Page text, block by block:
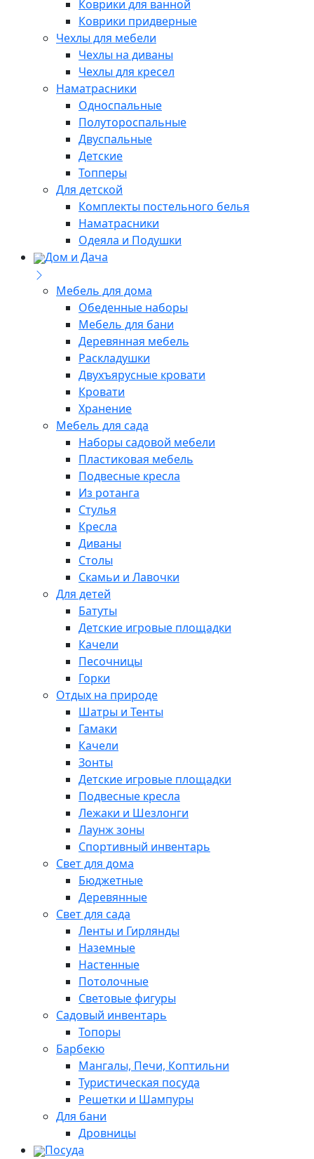
Коврики для ванной
Коврики придверные
Чехлы для мебели
Чехлы на диваны
Чехлы для кресел
Наматрасники
Односпальные
Полутороспальные
Двуспальные
Детские
Топперы
Для детской
Комплекты постельного белья
Наматрасники
Одеяла и Подушки
Дом и Дача
Мебель для дома
Обеденные наборы
Мебель для бани
Деревянная мебель
Раскладушки
Двухъярусные кровати
Кровати
Хранение
Мебель для сада
Наборы садовой мебели
Пластиковая мебель
Подвесные кресла
Из ротанга
Стулья
Кресла
Диваны
Столы
Скамьи и Лавочки
Для детей
Батуты
Детские игровые площадки
Качели
Песочницы
Горки
Отдых на природе
Шатры и Тенты
Гамаки
Качели
Зонты
Детские игровые площадки
Подвесные кресла
Лежаки и Шезлонги
Лаунж зоны
Спортивный инвентарь
Свет для дома
Бюджетные
Деревянные
Свет для сада
Ленты и Гирлянды
Наземные
Настенные
Потолочные
Световые фигуры
Садовый инвентарь
Топоры
Барбекю
Мангалы, Печи, Коптильни
Туристическая посуда
Решетки и Шампуры
Для бани
Дровницы
Посуда